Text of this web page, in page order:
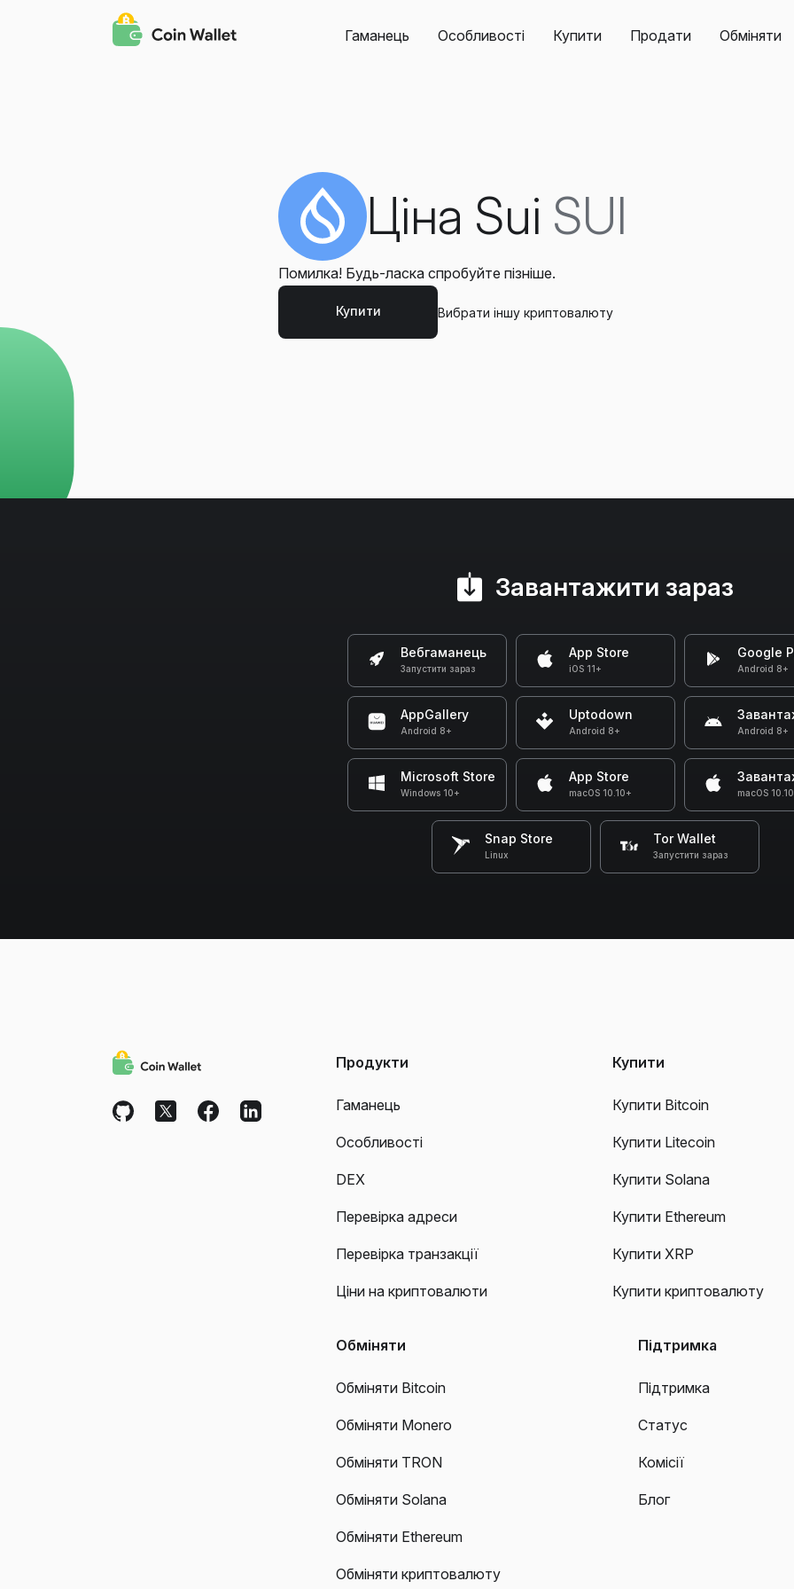
Гаманець Особливості Купити Продати Обміняти
Ціна Sui SUI
Помилка! Будь-ласка спробуйте пізніше.
Купити Вибрати іншу криптовалюту
Завантажити зараз
Вебгаманець
Запустити зараз
App Store
iOS 11+
Google
Android 8+
AppGallery
Android 8+
Uptodown
Android 8+ Android 8+
Microsoft Store
Windows 10+
App Store
macOS 10.10+ macOS
Snap Store
Linux
Tor Wallet
Запустити зараз
Продукти
Гаманець
Особливості
DEX
Перевірка адреси
Перевірка транзакції
Ціни на криптовалюти
Купити
Купити Bitcoin
Купити Litecoin
Купити Solana
Купити Ethereum
Купити XRP
Купити криптовалюту
Обміняти
Обміняти Bitcoin
Обміняти Monero
Обміняти TRON
Обміняти Solana
Обміняти Ethereum
Обміняти криптовалюту
Підтримка
Підтримка
Статус
Комісії
Блог